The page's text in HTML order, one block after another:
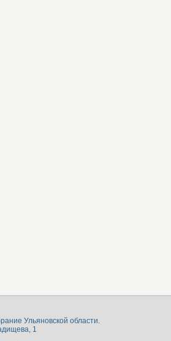
Ульяновской области.
1